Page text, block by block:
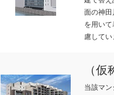
面の神
を用い
慮してい
（
当該マ